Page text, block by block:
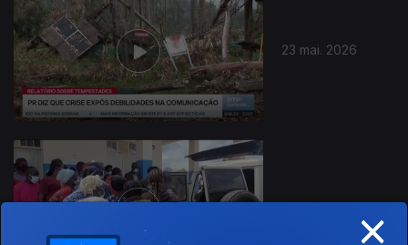
23 mai. 2026
×